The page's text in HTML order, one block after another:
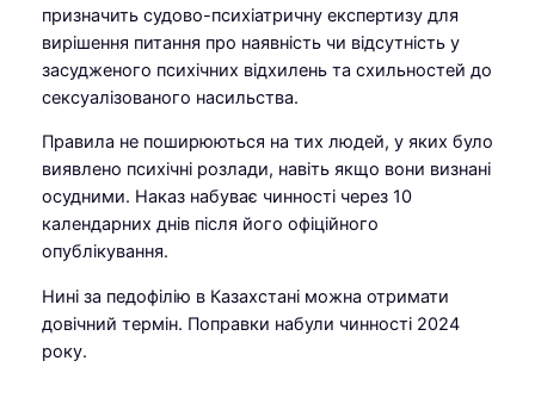
призначить судово-психіатричну експертизу для
вирішення питання про наявність чи відсутність у
засудженого психічних відхилень та схильностей до
сексуалізованого насильства.
Правила не поширюються на тих людей, у яких було
виявлено психічні розлади, навіть якщо вони визнані
осудними. Наказ набуває чинності через 10
календарних днів після його офіційного
опублікування.
Нині за педофілію в Казахстані можна отримати
довічний термін. Поправки набули чинності 2024
року.